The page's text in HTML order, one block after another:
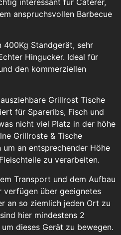
anspruchsvollen Barbecue
400Kg Standgerät, sehr
Hingucker. Ideal für
den kommerziellen
Grillrost Tische
für Spareribs, Fisch und
nicht viel Platz in der höhe
Grillroste & Tische
an entsprechender Höhe
zu verarbeiten.
Transport und dem Aufbau
verfügen über geeignetes
an so ziemlich jeden Ort zu
hier mindestens 2
dieses Gerät zu bewegen.